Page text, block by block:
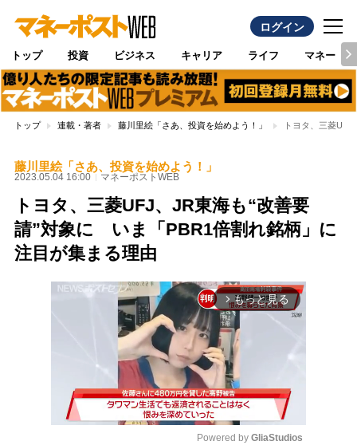
ログイン
トップ 投資 ビジネス キャリア ライフ マネー
トップ 連載・著者 藤川里絵「さあ、投資を始めよう！」 トヨタ、三菱
藤川里絵「さあ、投資を始めよう！」
2023.05.04 16:00 マネーポストWEB
トヨタ、三菱UFJ、JR東海も“改善要
請”対象に いま「PBR1倍割れ銘柄」に
注目が集まる理由
arrow_forward_ios もっと見る
Powered by GliaStudios